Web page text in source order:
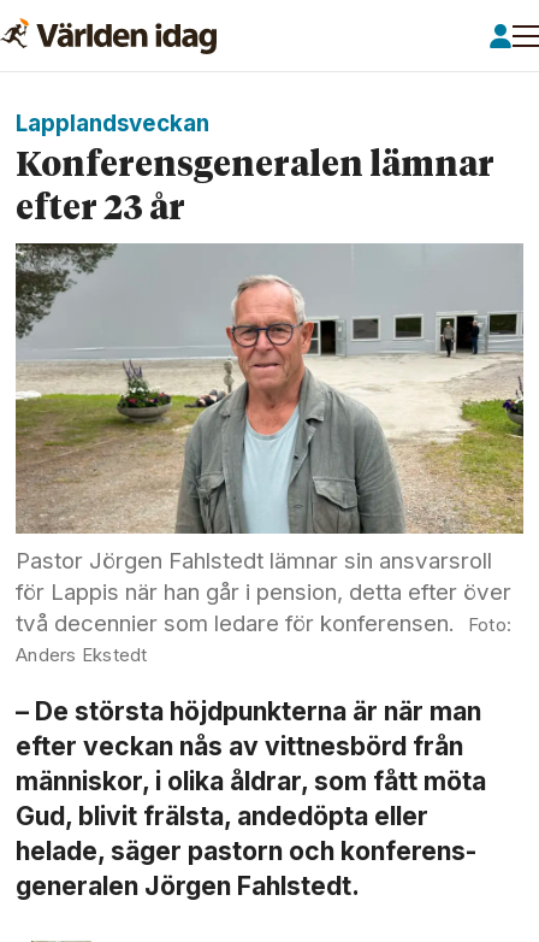
Lapplandsveckan
Konferens­generalen lämnar
efter 23 år
Pastor Jörgen Fahlstedt lämnar sin ansvarsroll
för Lappis när han går i pension, detta efter över
två decennier som ledare för konferensen.
Anders Ekstedt
– De största höjdpunkterna är när man
efter veckan nås av vittnesbörd från
människor, i olika åldrar, som fått möta
Gud, blivit frälsta, ande­döpta eller
helade, säger pastorn och konferens­
generalen Jörgen Fahlstedt.